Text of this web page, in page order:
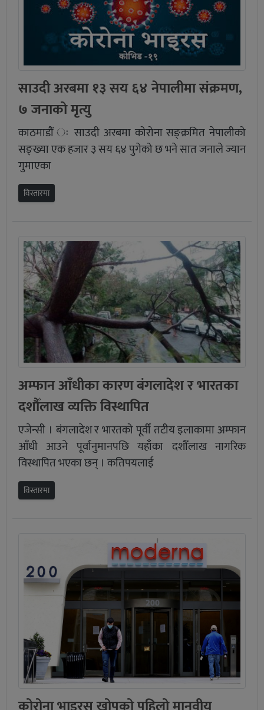
साउदी अरबमा १३ सय ६४ नेपालीमा संक्रमण,
७ जनाको मृत्यु
काठमाडौं ः साउदी अरबमा कोरोना सङ्क्रमित नेपालीको
सङ्ख्या एक हजार ३ सय ६४ पुगेको छ भने सात जनाले ज्यान
गुमाएका
विस्तारमा
अम्फान आँधीका कारण बंगलादेश र भारतका
दशौँलाख व्यक्ति विस्थापित
एजेन्सी । बंगलादेश र भारतको पूर्वी तटीय इलाकामा अम्फान
आँधी आउने पूर्वानुमानपछि यहाँका दशौँलाख नागरिक
विस्थापित भएका छन् । कतिपयलाई
विस्तारमा